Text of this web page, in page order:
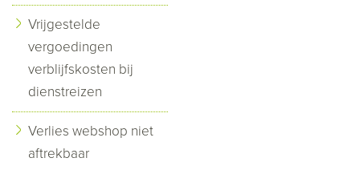
Vrijgestelde
vergoedingen
verblijfskosten bij
dienstreizen
Verlies webshop niet
aftrekbaar